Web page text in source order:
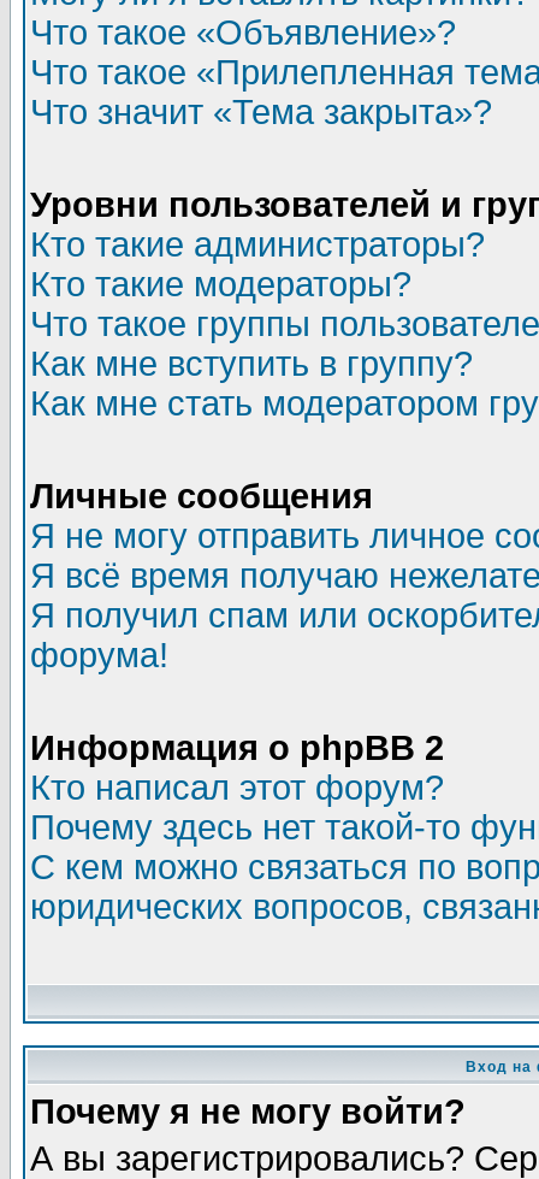
Что такое «Объявление»?
Что такое «Прилепленная
Что значит «Тема закрыта»?
Уровни пользователей и
Кто такие администраторы?
Кто такие модераторы?
Что такое группы
Как мне вступить в группу?
Как мне стать модератором
Личные сообщения
Я не могу отправить личное
Я всё время получаю
Я получил спам или
форума!
Информация о phpBB 2
Кто написал этот форум?
Почему здесь нет такой-то
С кем можно связаться по
юридических вопросов,
Вход на
Почему я не могу войти?
А вы зарегистрировались?